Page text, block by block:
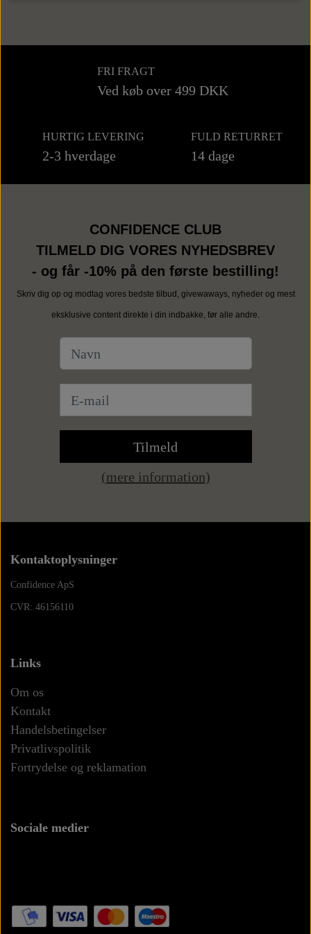
Weekendtasker
Toilettasker
Bælter
Læderbælter
Tekstilbælter
Tilbehør
Slips
Butterflys
Kortholdere
FRI FRAGT
Ved køb over 499 DKK
HURTIG LEVERING
2-3 hverdage
FULD RETURRET
14 dage
CONFIDENCE CLUB
TILMELD DIG VORES NYHEDSBREV
- og får -10% på den første bestilling!
Skriv dig op og modtag vores bedste tilbud, givewaways, nyheder og mest
eksklusive content direkte i din indbakke, før alle andre.
Tilmeld
(mere information)
Kontaktoplysninger
Confidence ApS
CVR: 46156110
Links
Om os
Kontakt
Handelsbetingelser
Privatlivspolitik
Fortrydelse og reklamation
Sociale medier